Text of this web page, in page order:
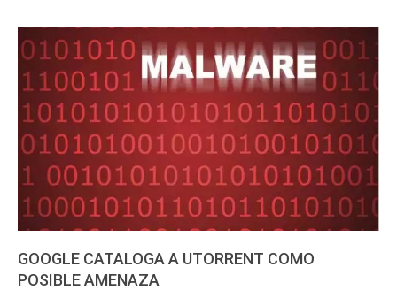
GOOGLE CATALOGA A UTORRENT COMO
POSIBLE AMENAZA